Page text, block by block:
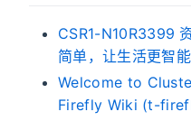
CSR1-N10R3399
简单，让生活更智
Welcome to
Firefly Wiki (t-